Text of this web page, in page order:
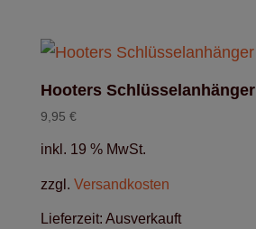
Hooters Schlüsselanhänger
9,95 €
inkl. 19 % MwSt.
zzgl. Versandkosten
Lieferzeit: Ausverkauft